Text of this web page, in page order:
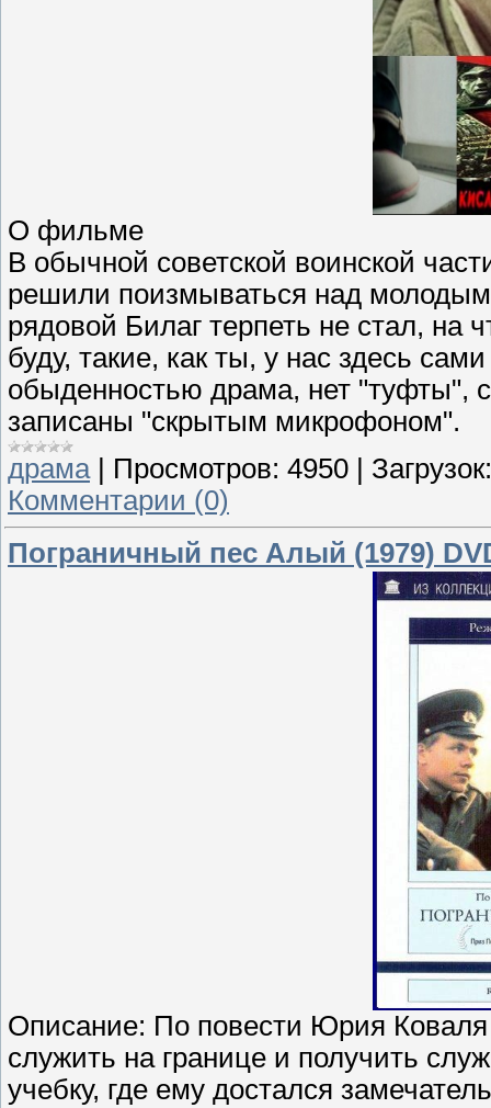
О фильме
В обычной советской воинской
решили поизмываться над
рядовой Билаг терпеть не стал, на
буду, такие, как ты, у нас здесь
обыденностью драма, нет "туфты",
записаны "скрытым микрофоном".
драма| Просмотров: 4950
Загрузок:
Комментарии (0)
Пограничный пес Алый (1979)
Описание: По повести Юрия
служить на границе и получить
учебку, где ему достался